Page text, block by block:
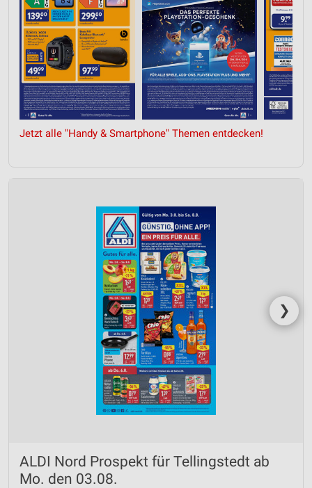
Jetzt alle "Handy & Smartphone" Themen entdecken!
❯
ALDI Nord Prospekt für Tellingstedt ab
Mo. den 03.08.